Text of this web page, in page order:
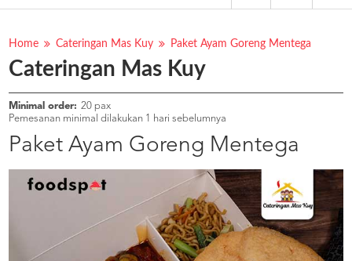
RESTAURANT
PESAN
OUR
COMPANY
KATA
MEREKA
KATALOG
PROGRAM
Home Cateringan Mas Kuy Paket Ayam Goreng Mentega
Cateringan Mas Kuy
Minimal order: 20 pax
Pemesanan minimal dilakukan 1 hari sebelumnya
Paket Ayam Goreng Mentega